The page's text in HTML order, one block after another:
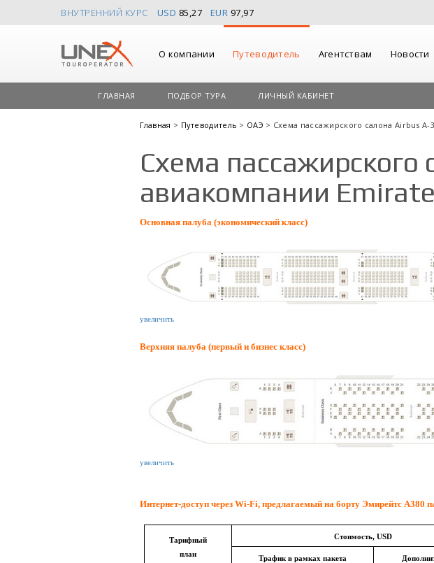
ВНУТРЕННИЙ КУРС USD 85,27 EUR 97,97
О компании Путеводитель Агентствам Новости
ГЛАВНАЯ ПОДБОР ТУРА ЛИЧНЫЙ КАБИНЕТ
Главная > Путеводитель > ОАЭ > Схема пассажирского салона Airbus
Схема пассажирского
авиакомпании
Основная палуба (экономический класс)
увеличить
Верхняя палуба (первый и бизнес класс)
увеличить
Интернет-доступ через Wi-Fi, предлагаемый на борту Эмирейтс A380
Тарифный
план
Стоимость, USD
Трафик в рамках пакета